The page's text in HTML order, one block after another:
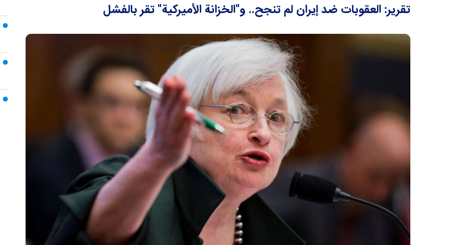
تقرير: العقوبات ضد إيران لم تنجح.. و"الخزانة الأميركية" تقر بالفشل